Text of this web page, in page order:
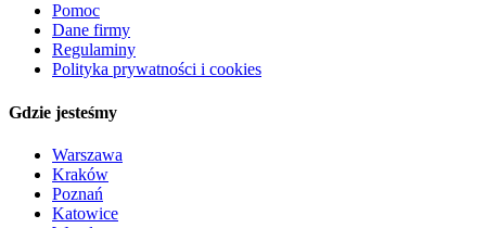
Pomoc
Dane firmy
Regulaminy
Polityka prywatności i cookies
Gdzie jesteśmy
Warszawa
Kraków
Poznań
Katowice